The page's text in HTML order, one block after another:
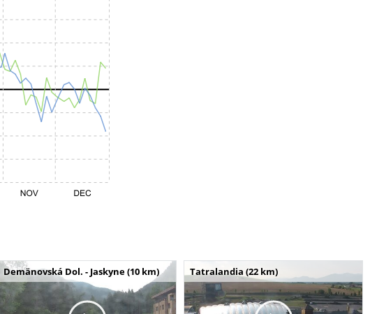
Demänovská Dol. - Jaskyne (10 km) Tatralandia (22 km)